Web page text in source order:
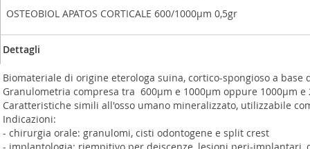
OSTEOBIOL APATOS CORTICALE 600/1000µm 0,5gr
Dettagli
Biomateriale di origine eterologa suina, cortico-spongioso a
Granulometria compresa tra 600µm e 1000µm oppure 1000µm e
Caratteristiche simili all'osso umano mineralizzato, utilizzabile
Indicazioni:
- chirurgia orale: granulomi, cisti odontogene e split crest